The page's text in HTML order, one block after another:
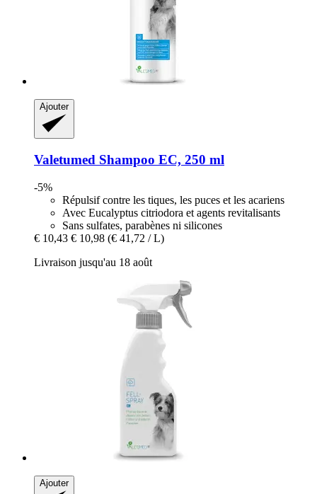
Ajouter
Valetumed Shampoo EC, 250 ml
-5%
Répulsif contre les tiques, les puces et les acariens
Avec Eucalyptus citriodora et agents revitalisants
Sans sulfates, parabènes ni silicones
€ 10,43 € 10,98 (€ 41,72 / L)
Livraison jusqu'au 18 août
Ajouter